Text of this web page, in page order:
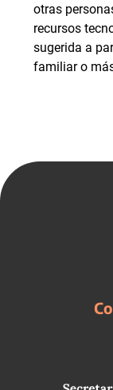
otras
recursos
sugerida a
familiar o